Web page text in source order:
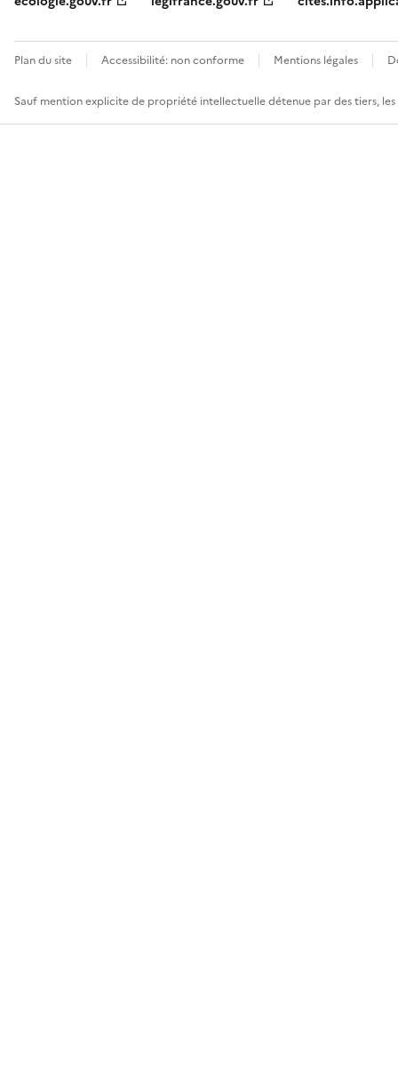
Plan du site Accessibilité: non conforme Mentions légales
Sauf mention explicite de propriété intellectuelle détenue par des tiers,